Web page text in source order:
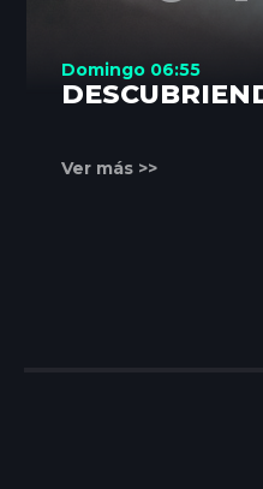
Domingo 06:55
Ver más >>